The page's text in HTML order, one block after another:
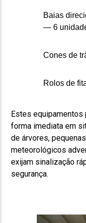
Baias
— 6
Cones de
Rolos de
Estes
forma imediata em
de árvores,
meteorológicos
exijam sinalização
segurança.